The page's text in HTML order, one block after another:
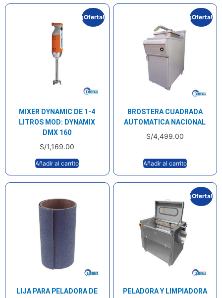
¡Oferta!
MIXER DYNAMIC DE 1-4
LITROS MOD: DYNAMIX
DMX 160
S/1,169.00
Añadir al carrito
¡Oferta!
BROSTERA CUADRADA
AUTOMATICA NACIONAL
S/4,499.00
Añadir al carrito
LIJA PARA PELADORA DE
¡Oferta!
PELADORA Y LIMPIADORA